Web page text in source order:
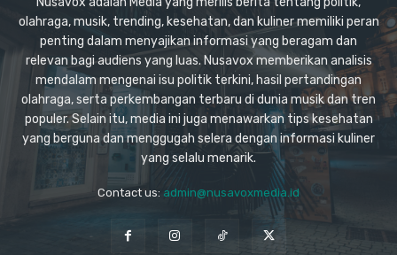
olahraga, musik, trending, kesehatan, dan kuliner memiliki peran
penting dalam menyajikan informasi yang beragam dan
relevan bagi audiens yang luas. Nusavox memberikan analisis
mendalam mengenai isu politik terkini, hasil pertandingan
olahraga, serta perkembangan terbaru di dunia musik dan tren
populer. Selain itu, media ini juga menawarkan tips kesehatan
yang berguna dan menggugah selera dengan informasi kuliner
yang selalu menarik.
Contact us: admin@nusavoxmedia.id